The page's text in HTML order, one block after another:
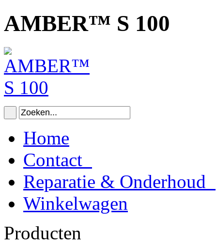
AMBER™ S 100
Home
Contact
Reparatie & Onderhoud
Winkelwagen
Producten